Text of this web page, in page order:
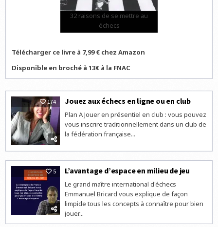
32 raisons de se mettre au
échecs
Télécharger ce livre à 7,99 € chez Amazon
Disponible en broché à 13€ à la FNAC
174 Jouez aux échecs en ligne ou en club
Plan A Jouer en présentiel en club : vous pouvez
vous inscrire traditionnellement dans un club de
la fédération française...
5 L’avantage d’espace en milieu de jeu
Le grand maître international d'échecs
Emmanuel Bricard vous explique de façon
limpide tous les concepts à connaître pour bien
jouer...